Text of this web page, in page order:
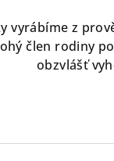
vyrábíme z
člen rodiny
obzvlášť